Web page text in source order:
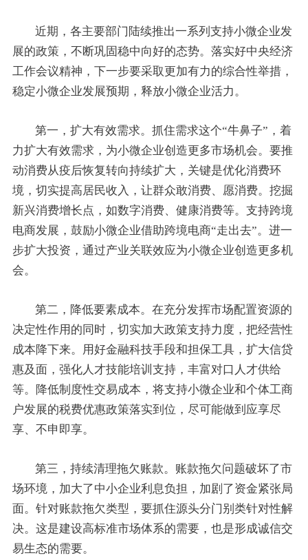
近期，各主要部门陆续推出一系列支持小微企业发
展的政策，不断巩固稳中向好的态势。落实好中央经济
工作会议精神，下一步要采取更加有力的综合性举措，
稳定小微企业发展预期，释放小微企业活力。
第一，扩大有效需求。抓住需求这个“牛鼻子”，着
力扩大有效需求，为小微企业创造更多市场机会。要推
动消费从疫后恢复转向持续扩大，关键是优化消费环
境，切实提高居民收入，让群众敢消费、愿消费。挖掘
新兴消费增长点，如数字消费、健康消费等。支持跨境
电商发展，鼓励小微企业借助跨境电商“走出去”。进一
步扩大投资，通过产业关联效应为小微企业创造更多机
会。
第二，降低要素成本。在充分发挥市场配置资源的
决定性作用的同时，切实加大政策支持力度，把经营性
成本降下来。用好金融科技手段和担保工具，扩大信贷
惠及面，强化人才技能培训支持，丰富对口人才供给
等。降低制度性交易成本，将支持小微企业和个体工商
户发展的税费优惠政策落实到位，尽可能做到应享尽
享、不申即享。
第三，持续清理拖欠账款。账款拖欠问题破坏了市
场环境，加大了中小企业利息负担，加剧了资金紧张局
面。针对账款拖欠类型，要抓住源头分门别类针对性解
决。这是建设高标准市场体系的需要，也是形成诚信交
易生态的需要。